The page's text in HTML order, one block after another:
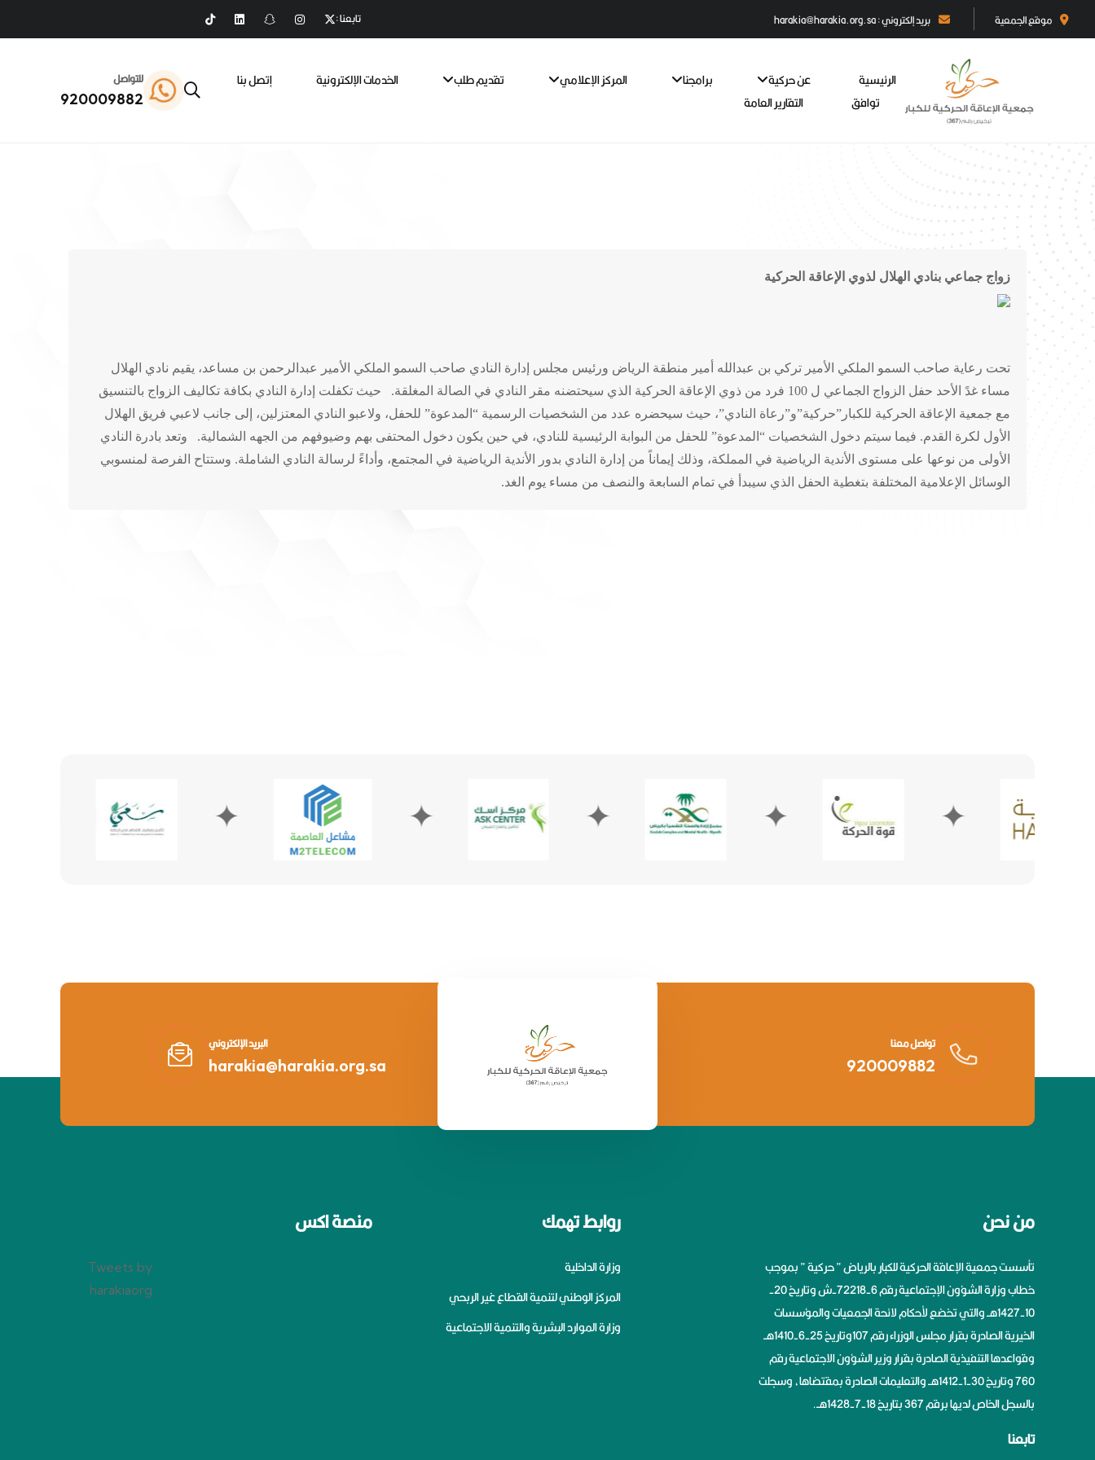
موقع الجمعية بريد إلكتروني : harakia@harakia.org.sa تابعنا :
الرئيسية عن حركية برامجنا المركز الإعلامي تقديم طلب الخدمات الإلكترونية
إتصل بنا
توافق
التقارير العامة
للتواصل
920009882
زواج جماعي بنادي الهلال لذوي الإعاقة الحركية
تحت رعاية صاحب السمو الملكي الأمير تركي بن عبدالله أمير منطقة الرياض ورئيس مجلس إدارة النادي صاحب السمو الملكي الأمير عبدالرحمن بن مساعد، يقيم نادي الهلال
مساء غدً الأحد حفل الزواج الجماعي ل 100 فرد من ذوي الإعاقة الحركية الذي سيحتضنه مقر النادي في الصالة المغلقة. حيث تكفلت إدارة النادي بكافة تكاليف الزواج بالتنسيق
مع جمعية الإعاقة الحركية للكبار”حركية”و”رعاة النادي”، حيث سيحضره عدد من الشخصيات الرسمية “المدعوة” للحفل، ولاعبو النادي المعتزلين، إلى جانب لاعبي فريق الهلال
الأول لكرة القدم. فيما سيتم دخول الشخصيات “المدعوة” للحفل من البوابة الرئيسية للنادي، في حين يكون دخول المحتفى بهم وضيوفهم من الجهه الشمالية. وتعد بادرة النادي
الأولى من نوعها على مستوى الأندية الرياضية في المملكة، وذلك إيماناً من إدارة النادي بدور الأندية الرياضية في المجتمع، وأداءً لرسالة النادي الشاملة. وستتاح الفرصة لمنسوبي
الوسائل الإعلامية المختلفة بتغطية الحفل الذي سيبدأ في تمام السابعة والنصف من مساء يوم الغد.
✦ ✦ ✦ ✦ ✦
تواصل معنا
920009882
البريد الإلكتروني
harakia@harakia.org.sa
من نحن
تأسست جمعية الإعاقة الحركية للكبار بالرياض ” حركية ” بموجب
خطاب وزارة الشؤون الإجتماعية رقم 6-72218-ش وتاريخ 20-
10-1427هــ والتي تخضع لأحكام لائحة الجمعيات والمؤسسات
الخيرية الصادرة بقرار مجلس الوزراء رقم 107وتاريخ 25-6-1410هــ
وقواعدها التنفيذية الصادرة بقرار وزير الشؤون الاجتماعية رقم
760 وتاريخ 30-1-1412هــ والتعليمات الصادرة بمقتضاها، وسجلت
بالسجل الخاص لديها برقم 367 بتاريخ 18-7-1428هــ.
تابعنا
روابط تهمك
وزارة الداخلية
المركز الوطني لتنمية القطاع غير الربحي
وزارة الموارد البشرية والتنمية الاجتماعية
منصة اكس
Tweets by
harakiaorg